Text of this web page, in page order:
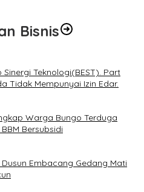
Bisnis
Teknologi(BEST). Part
Tidak Mempunyai Izin Edar.
Warga Bungo Terduga
Bersubsidi
Embacang Gedang Mati